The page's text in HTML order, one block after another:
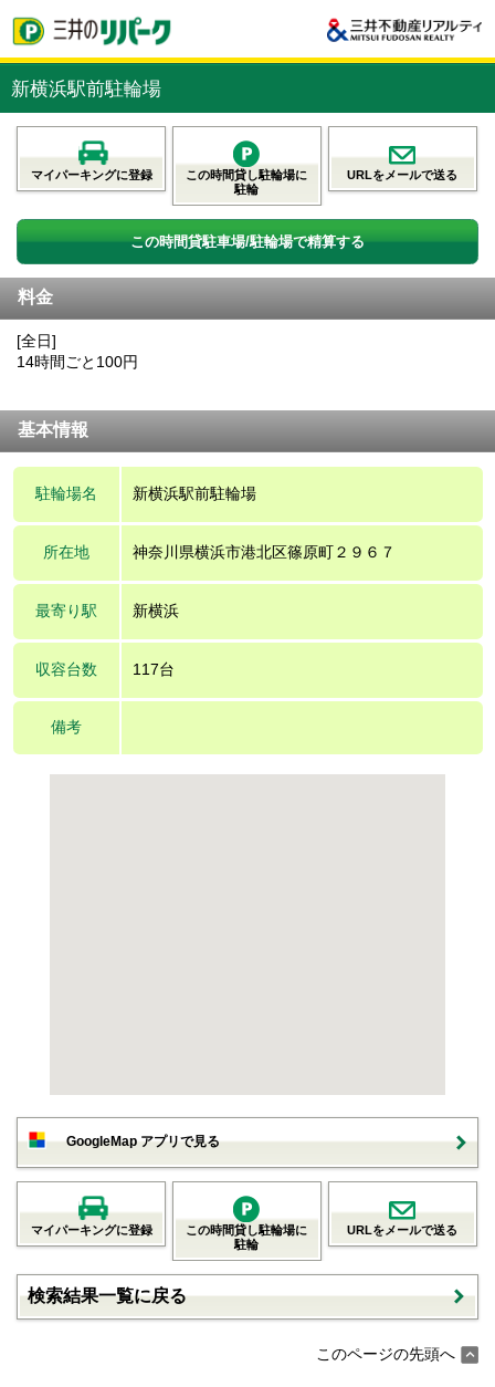
新横浜駅前駐輪場
マイパーキングに登録
この時間貸し駐輪場に
駐輪
URLをメールで送る
この時間貸駐車場/駐輪場で精算する
料金
[全日]
14時間ごと100円
基本情報
駐輪場名 新横浜駅前駐輪場
所在地 神奈川県横浜市港北区篠原町２９６７
最寄り駅 新横浜
収容台数 117台
備考
GoogleMap アプリで見る
マイパーキングに登録
この時間貸し駐輪場に
駐輪
URLをメールで送る
検索結果一覧に戻る
このページの先頭へ